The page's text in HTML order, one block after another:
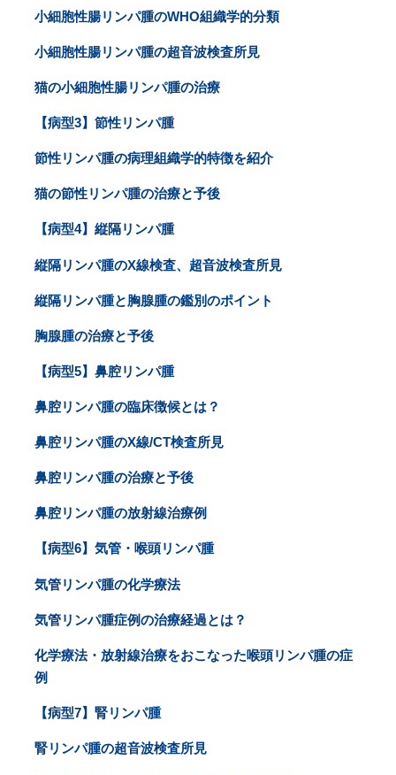
小細胞性腸リンパ腫のWHO組織学的分類
小細胞性腸リンパ腫の超音波検査所見
猫の小細胞性腸リンパ腫の治療
【病型3】節性リンパ腫
節性リンパ腫の病理組織学的特徴を紹介
猫の節性リンパ腫の治療と予後
【病型4】縦隔リンパ腫
縦隔リンパ腫のX線検査、超音波検査所見
縦隔リンパ腫と胸腺腫の鑑別のポイント
胸腺腫の治療と予後
【病型5】鼻腔リンパ腫
鼻腔リンパ腫の臨床徴候とは？
鼻腔リンパ腫のX線/CT検査所見
鼻腔リンパ腫の治療と予後
鼻腔リンパ腫の放射線治療例
【病型6】気管・喉頭リンパ腫
気管リンパ腫の化学療法
気管リンパ腫症例の治療経過とは？
化学療法・放射線治療をおこなった喉頭リンパ腫の症
例
【病型7】腎リンパ腫
腎リンパ腫の超音波検査所見